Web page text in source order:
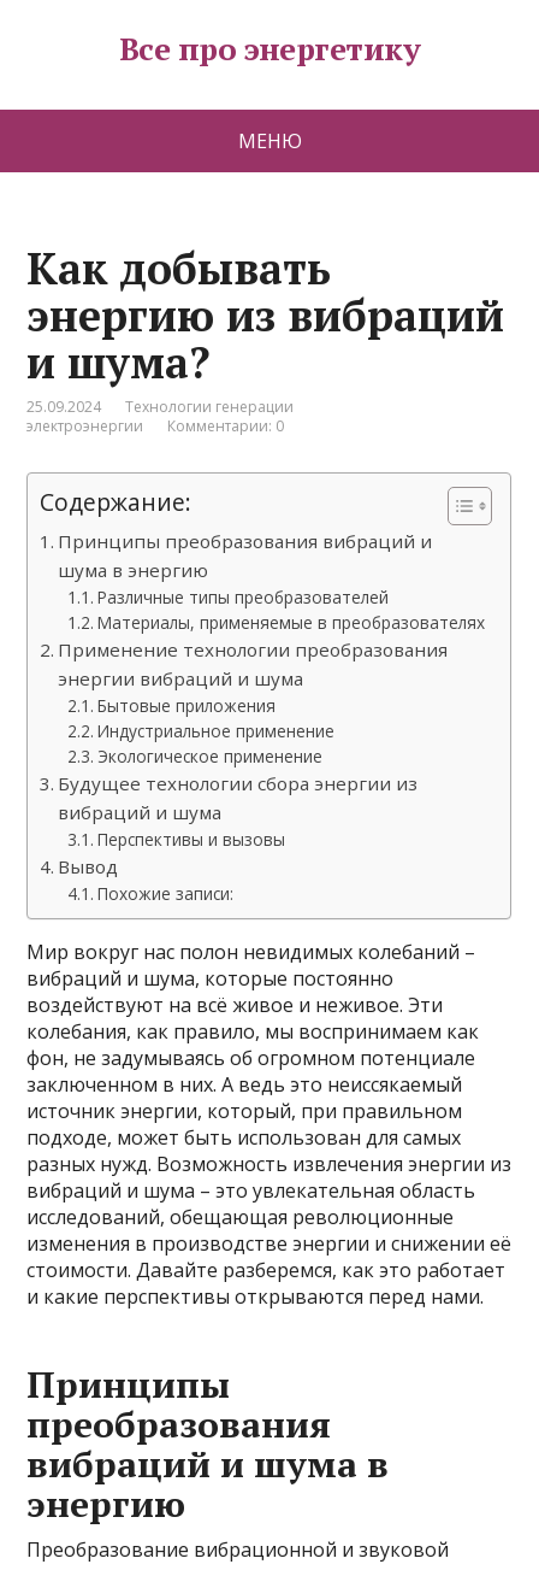
Все про энергетику
МЕНЮ
Как добывать
энергию из вибраций
и шума?
25.09.2024
Технологии генерации
электроэнергии
Комментарии: 0
Содержание:
Принципы преобразования вибраций и
шума в энергию
Различные типы преобразователей
Материалы, применяемые в преобразователях
Применение технологии преобразования
энергии вибраций и шума
Бытовые приложения
Индустриальное применение
Экологическое применение
Будущее технологии сбора энергии из
вибраций и шума
Перспективы и вызовы
Вывод
Похожие записи:
Мир вокруг нас полон невидимых колебаний –
вибраций и шума, которые постоянно
воздействуют на всё живое и неживое. Эти
колебания, как правило, мы воспринимаем как
фон, не задумываясь об огромном потенциале
заключенном в них. А ведь это неиссякаемый
источник энергии, который, при правильном
подходе, может быть использован для самых
разных нужд. Возможность извлечения энергии из
вибраций и шума – это увлекательная область
исследований, обещающая революционные
изменения в производстве энергии и снижении её
стоимости. Давайте разберемся, как это работает
и какие перспективы открываются перед нами.
Принципы
преобразования
вибраций и шума в
энергию
Преобразование вибрационной и звуковой